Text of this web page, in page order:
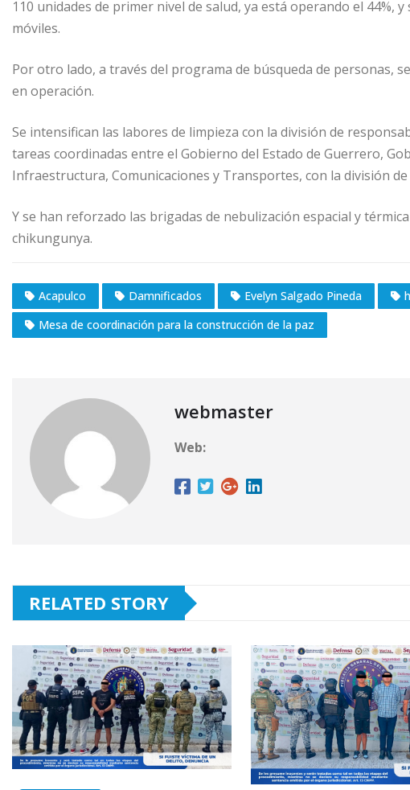
110 unidades de primer nivel de salud, ya está operando el 44%,
móviles.
Por otro lado, a través del programa de búsqueda de personas,
en operación.
Se intensifican las labores de limpieza con la división de
tareas coordinadas entre el Gobierno del Estado de Guerrero,
Infraestructura, Comunicaciones y Transportes, con la división
Y se han reforzado las brigadas de nebulización espacial y
chikungunya.
Acapulco Damnificados Evelyn Salgado Pineda
Mesa de coordinación para la construcción de la paz
webmaster
Web:
RELATED STORY